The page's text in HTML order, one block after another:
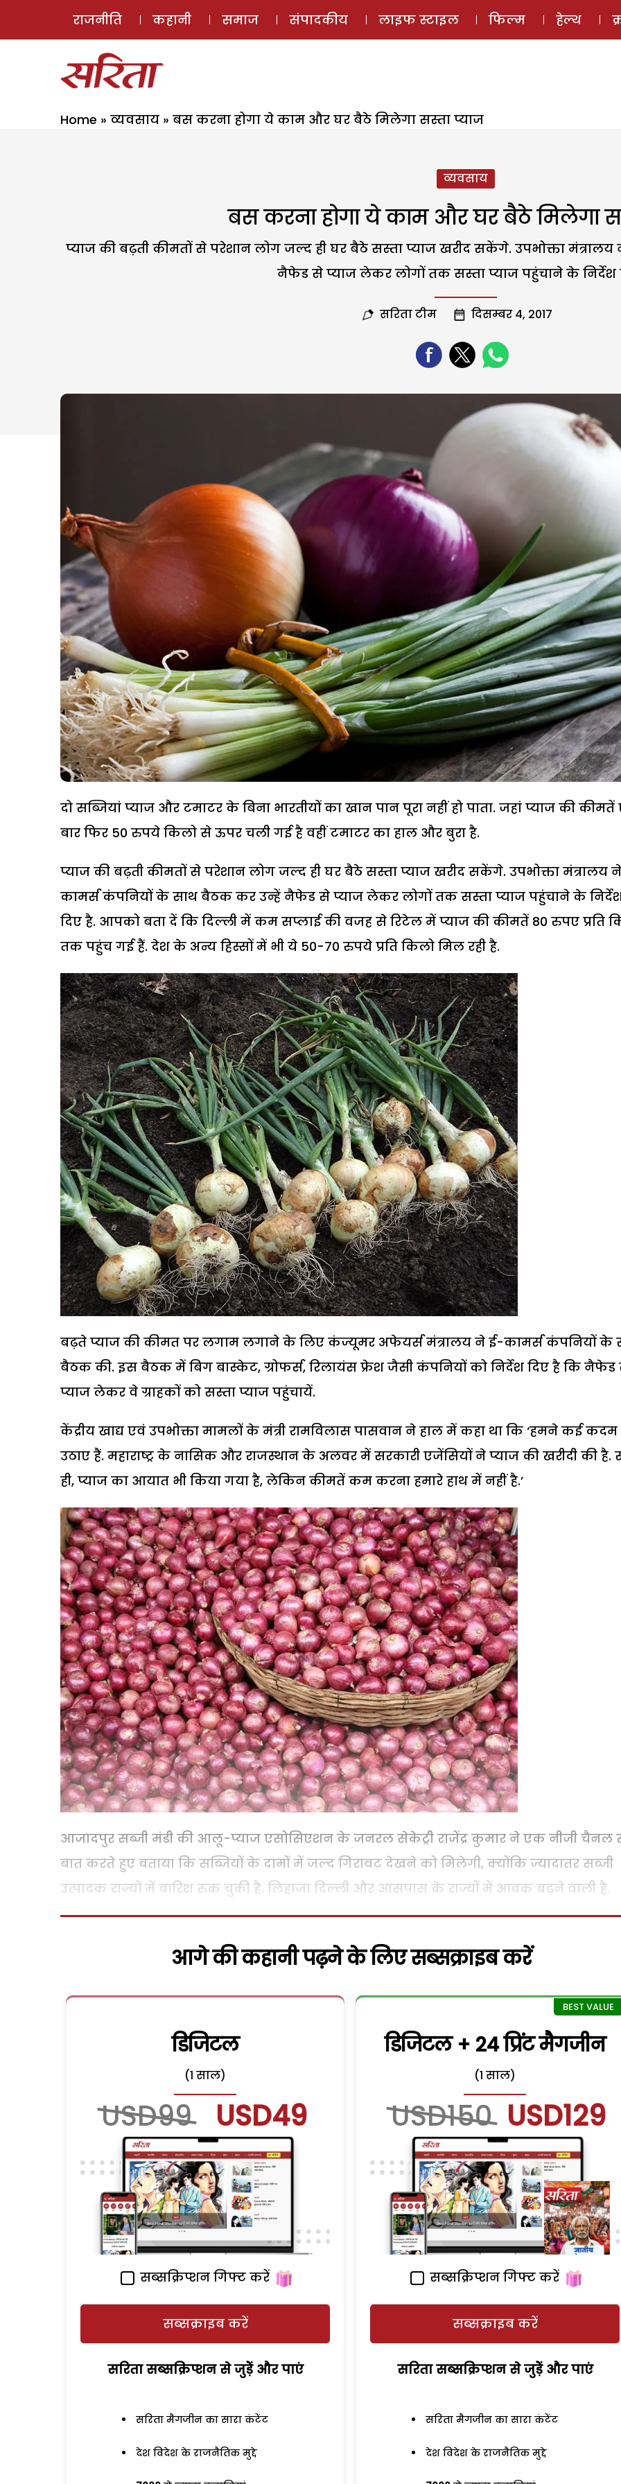
ई-मैगज़ीन
राजनीति कहानी समाज संपादकीय लाइफ स्टाइल फिल्म हेल्थ
Home » व्यवसाय » बस करना होगा ये काम और घर बैठे मिलेगा सस्ता प्याज
व्यवसाय
बस करना होगा ये काम और घर बैठे मिलेगा
प्याज की बढ़ती कीमतों से परेशान लोग जल्द ही घर बैठे सस्ता प्याज खरीद सकेंगे. उपभोक्ता
नैफेड से प्याज लेकर लोगों तक सस्ता प्याज पहुंचाने के निर्देश
सरिता टीम दिसम्बर 4, 2017
दो सब्जियां प्याज और टमाटर के बिना भारतीयों का खान पान पूरा नहीं हो पाता. जहां प्याज की
बार फिर 50 रुपये किलो से ऊपर चली गई है वहीं टमाटर का हाल और बुरा है.
प्याज की बढ़ती कीमतों से परेशान लोग जल्द ही घर बैठे सस्ता प्याज खरीद सकेंगे. उपभोक्ता मंत्रालय
कामर्स कंपनियों के साथ बैठक कर उन्हें नैफेड से प्याज लेकर लोगों तक सस्ता प्याज पहुंचाने के
दिए है. आपको बता दें कि दिल्ली में कम सप्लाई की वजह से रिटेल में प्याज की कीमतें 80 रुपए प्रति
तक पहुंच गई हैं. देश के अन्य हिस्सों में भी ये 50-70 रुपये प्रति किलो मिल रही है.
बढ़ते प्याज की कीमत पर लगाम लगाने के लिए कंज्यूमर अफेयर्स मंत्रालय ने ई-कामर्स कंपनियों के
बैठक की. इस बैठक में बिग बास्केट, ग्रोफर्स, रिलायंस फ्रेश जैसी कंपनियों को निर्देश दिए है कि नैफेड
प्याज लेकर वे ग्राहकों को सस्ता प्याज पहुंचायें.
केंद्रीय खाद्य एवं उपभोक्ता मामलों के मंत्री रामविलास पासवान ने हाल में कहा था कि ‘हमने कई कदम
उठाए हैं. महाराष्ट्र के नासिक और राजस्थान के अलवर में सरकारी एजेंसियों ने प्याज की खरीदी की है.
ही, प्याज का आयात भी किया गया है, लेकिन कीमतें कम करना हमारे हाथ में नहीं है.’
आजादपुर सब्जी मंडी की आलू-प्याज एसोसिएशन के जनरल सेकेट्री राजेंद्र कुमार ने एक नीजी चैनल
बात करते हुए बताया कि सब्जियों के दामों में जल्द गिरावट देखने को मिलेगी, क्योंकि ज्यादातर सब्जी
उत्पादक राज्यों में बारिश रुक चुकी है. लिहाजा दिल्ली और आसपास के राज्यों में आवक बढ़ने वाली है.
आगे की कहानी पढ़ने के लिए सब्सक्राइब करें
डिजिटल
(1 साल)
USD99 USD49
सब्सक्रिप्शन गिफ्ट करें
सब्सक्राइब करें
सरिता सब्सक्रिप्शन से जुड़ेें और पाएं
सरिता मैगजीन का सारा कंटेंट
देश विदेश के राजनैतिक मुद्दे
डिजिटल + 24 प्रिंट मैगजीन
(1 साल)
USD150 USD129
सब्सक्रिप्शन गिफ्ट करें
सब्सक्राइब करें
सरिता सब्सक्रिप्शन से जुड़ेें और पाएं
सरिता मैगजीन का सारा कंटेंट
देश विदेश के राजनैतिक मुद्दे